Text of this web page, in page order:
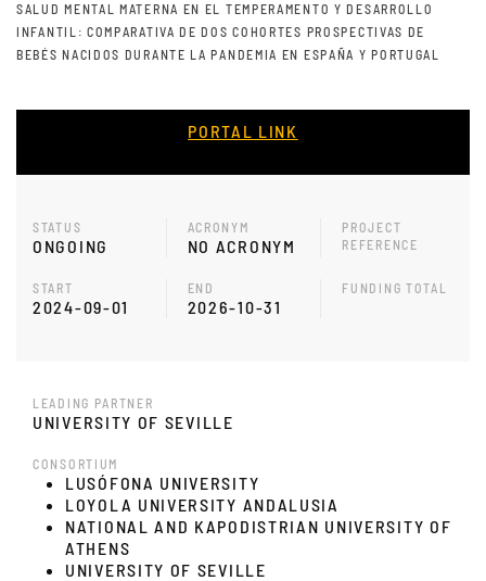
SALUD MENTAL MATERNA EN EL TEMPERAMENTO Y DESARROLLO
INFANTIL: COMPARATIVA DE DOS COHORTES PROSPECTIVAS DE
BEBÉS NACIDOS DURANTE LA PANDEMIA EN ESPAÑA Y PORTUGAL
PORTAL LINK
STATUS
ONGOING
ACRONYM
NO ACRONYM
PROJECT
REFERENCE
START
2024-09-01
END
2026-10-31
FUNDING TOTAL
LEADING PARTNER
UNIVERSITY OF SEVILLE
CONSORTIUM
LUSÓFONA UNIVERSITY
LOYOLA UNIVERSITY ANDALUSIA
NATIONAL AND KAPODISTRIAN UNIVERSITY OF
ATHENS
UNIVERSITY OF SEVILLE